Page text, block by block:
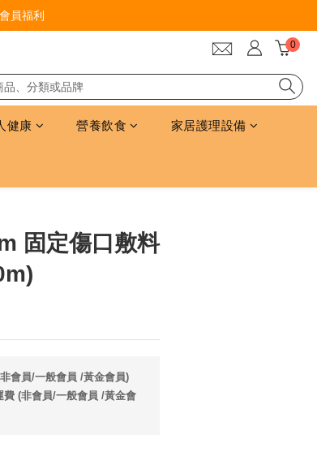
員福利
健康 營養飲食 家居護理設備
固定傷口敷料
會員/一般會員 /黃金會員)
(非會員/一般會員 /黃金會